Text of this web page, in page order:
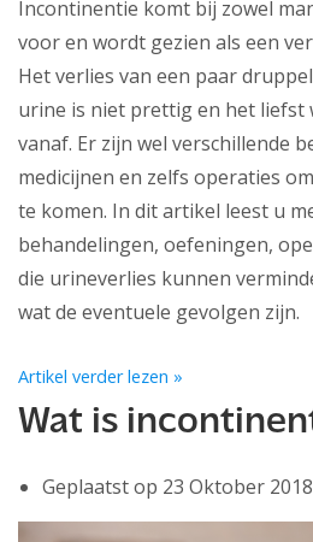
Incontinentie komt bij zowel
voor en wordt gezien als een
Het verlies van een paar
urine is niet prettig en het
vanaf. Er zijn wel verschillende
medicijnen en zelfs operaties
te komen. In dit artikel leest u
behandelingen, oefeningen,
die urineverlies kunnen
wat de eventuele gevolgen zijn.
Artikel verder lezen »
Wat is
Geplaatst op 23 Oktober 2018